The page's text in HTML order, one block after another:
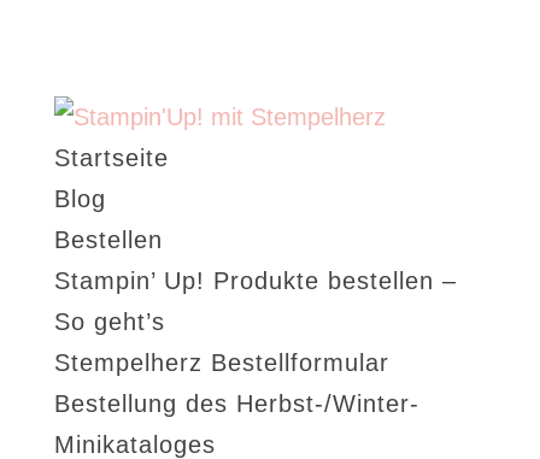
Startseite
Blog
Bestellen
Stampin’ Up! Produkte bestellen –
So geht’s
Stempelherz Bestellformular
Bestellung des Herbst-/Winter-
Minikataloges